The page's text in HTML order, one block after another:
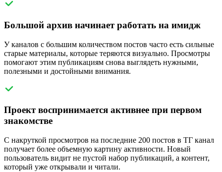
Большой архив начинает работать на имидж
У каналов с большим количеством постов часто есть сильные
старые материалы, которые теряются визуально. Просмотры
помогают этим публикациям снова выглядеть нужными,
полезными и достойными внимания.
Проект воспринимается активнее при первом
знакомстве
С накруткой просмотров на последние 200 постов в ТГ канал
получает более объемную картину активности. Новый
пользователь видит не пустой набор публикаций, а контент,
который уже открывали и читали.